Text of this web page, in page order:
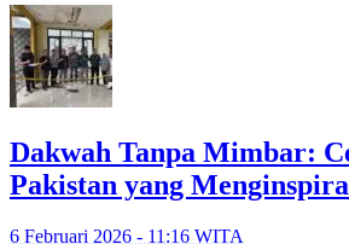
Dakwah Tanpa Mimbar:
Pakistan yang
6 Februari 2026 - 11:16 WITA